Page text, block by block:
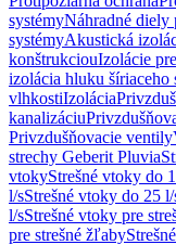
systémyNáhradné diely
systémyAkustická
konštrukciouIzolácie
izolácia hluku šíriaceho
vlhkostiIzolácia
kanalizáciu
Privzdušňovacie ventily
strechy Geberit Pluvia
vtokyStrešné vtoky do
l/sStrešné vtoky do 25 l/
l/sStrešné vtoky pre
pre strešné žľaby